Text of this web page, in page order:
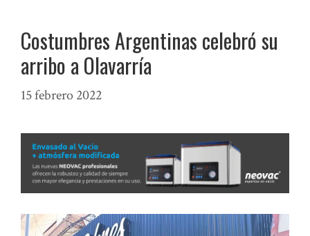
Costumbres Argentinas celebró su
arribo a Olavarría
15 febrero 2022